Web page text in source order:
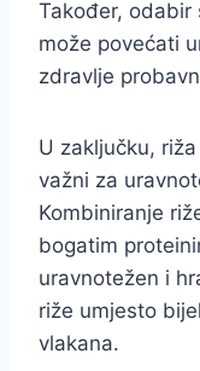
Također, odabir
može povećati
zdravlje
U zaključku,
važni za
Kombiniranje
bogatim
uravnotežen i
riže umjesto
vlakana.